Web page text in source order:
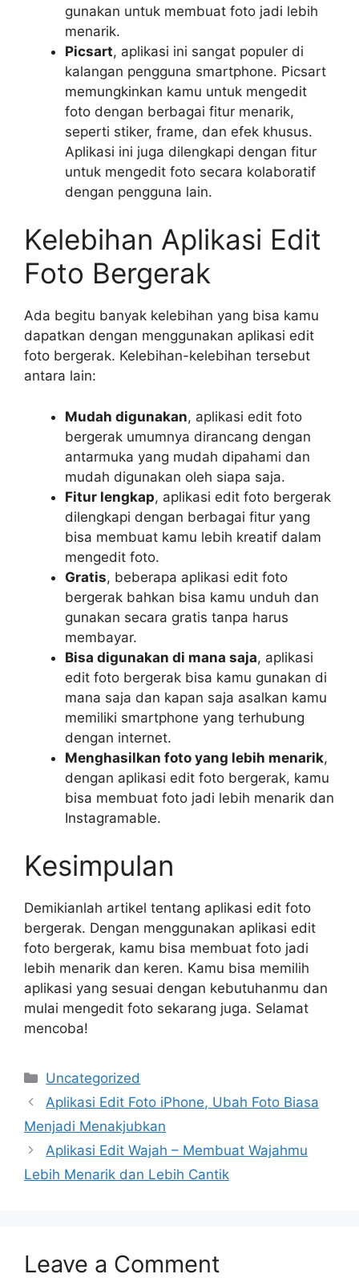
gunakan untuk membuat foto jadi lebih
menarik.
Picsart, aplikasi ini sangat populer di
kalangan pengguna smartphone. Picsart
memungkinkan kamu untuk mengedit
foto dengan berbagai fitur menarik,
seperti stiker, frame, dan efek khusus.
Aplikasi ini juga dilengkapi dengan fitur
untuk mengedit foto secara kolaboratif
dengan pengguna lain.
Kelebihan Aplikasi Edit
Foto Bergerak
Ada begitu banyak kelebihan yang bisa kamu
dapatkan dengan menggunakan aplikasi edit
foto bergerak. Kelebihan-kelebihan tersebut
antara lain:
Mudah digunakan, aplikasi edit foto
bergerak umumnya dirancang dengan
antarmuka yang mudah dipahami dan
mudah digunakan oleh siapa saja.
Fitur lengkap, aplikasi edit foto bergerak
dilengkapi dengan berbagai fitur yang
bisa membuat kamu lebih kreatif dalam
mengedit foto.
Gratis, beberapa aplikasi edit foto
bergerak bahkan bisa kamu unduh dan
gunakan secara gratis tanpa harus
membayar.
Bisa digunakan di mana saja, aplikasi
edit foto bergerak bisa kamu gunakan di
mana saja dan kapan saja asalkan kamu
memiliki smartphone yang terhubung
dengan internet.
Menghasilkan foto yang lebih menarik,
dengan aplikasi edit foto bergerak, kamu
bisa membuat foto jadi lebih menarik dan
Instagramable.
Kesimpulan
Demikianlah artikel tentang aplikasi edit foto
bergerak. Dengan menggunakan aplikasi edit
foto bergerak, kamu bisa membuat foto jadi
lebih menarik dan keren. Kamu bisa memilih
aplikasi yang sesuai dengan kebutuhanmu dan
mulai mengedit foto sekarang juga. Selamat
mencoba!
Categories
Uncategorized
Aplikasi Edit Foto iPhone, Ubah Foto Biasa
Menjadi Menakjubkan
Aplikasi Edit Wajah – Membuat Wajahmu
Lebih Menarik dan Lebih Cantik
Leave a Comment